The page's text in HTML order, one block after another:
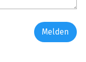
Melden